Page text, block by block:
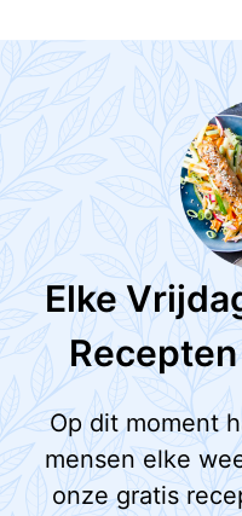
Elke
Op dit moment
mensen elke
onze gratis